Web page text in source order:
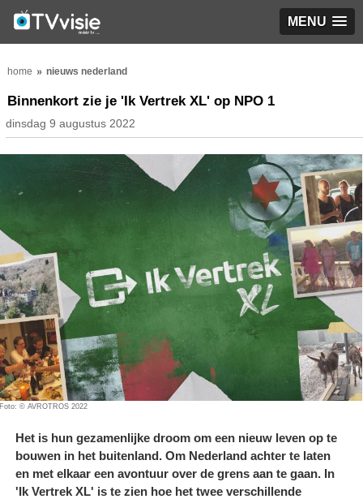
MENU
home nieuws nederland
Binnenkort zie je 'Ik Vertrek XL' op NPO 1
dinsdag 9 augustus 2022
Foto: © AVROTROS 2022
Het is hun gezamenlijke droom om een nieuw leven op te
bouwen in het buitenland. Om Nederland achter te laten
en met elkaar een avontuur over de grens aan te gaan. In
'Ik Vertrek XL' is te zien hoe het twee verschillende